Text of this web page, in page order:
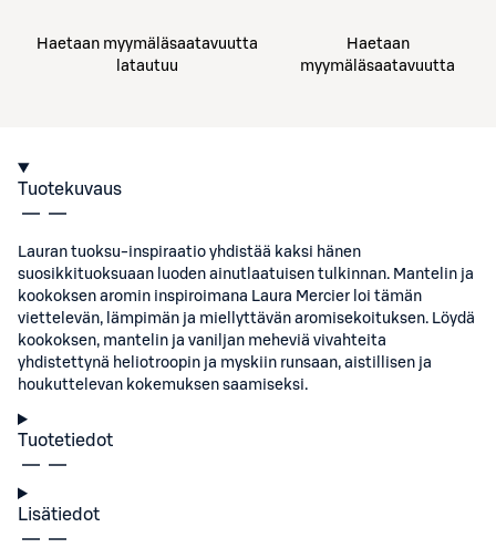
Haetaan myymäläsaatavuutta
latautuu
Haetaan
myymäläsaatavuutta
Tuotekuvaus
Lauran tuoksu-inspiraatio yhdistää kaksi hänen
suosikkituoksuaan luoden ainutlaatuisen tulkinnan. Mantelin ja
kookoksen aromin inspiroimana Laura Mercier loi tämän
viettelevän, lämpimän ja miellyttävän aromisekoituksen. Löydä
kookoksen, mantelin ja vaniljan meheviä vivahteita
yhdistettynä heliotroopin ja myskiin runsaan, aistillisen ja
houkuttelevan kokemuksen saamiseksi.
Tuotetiedot
Lisätiedot